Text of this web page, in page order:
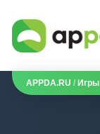
APPDA.RU / Игры